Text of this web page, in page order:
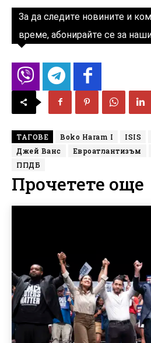
За да следите новините и
време, абонирайте се за
ТАГОВЕ Boko Haram I ISIS
Джей Ванс
Евроатлантизъм
ППДБ
Прочетете още